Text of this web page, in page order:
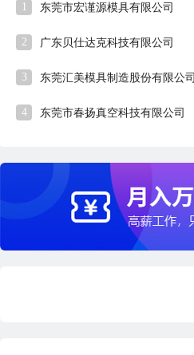
1 东莞市宏谨源模具有限公司
2 广东贝仕达克科技有限公司
3 东莞汇美模具制造股份有限公司
4 东莞市春扬真空科技有限公司